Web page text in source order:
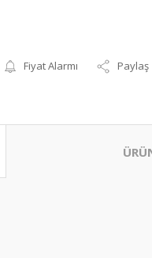
Fiyat Alarmı Paylaş